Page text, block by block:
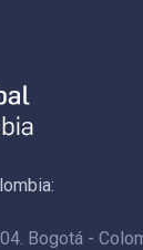
Bogotá -